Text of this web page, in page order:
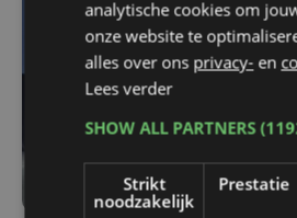
analytische cookies om
onze website te
alles over ons privacy- en
Lees verder
SHOW ALL PARTNERS
Strikt
noodzakelijk
Prestatie